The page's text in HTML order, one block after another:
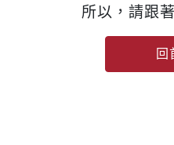
所以，請跟
回